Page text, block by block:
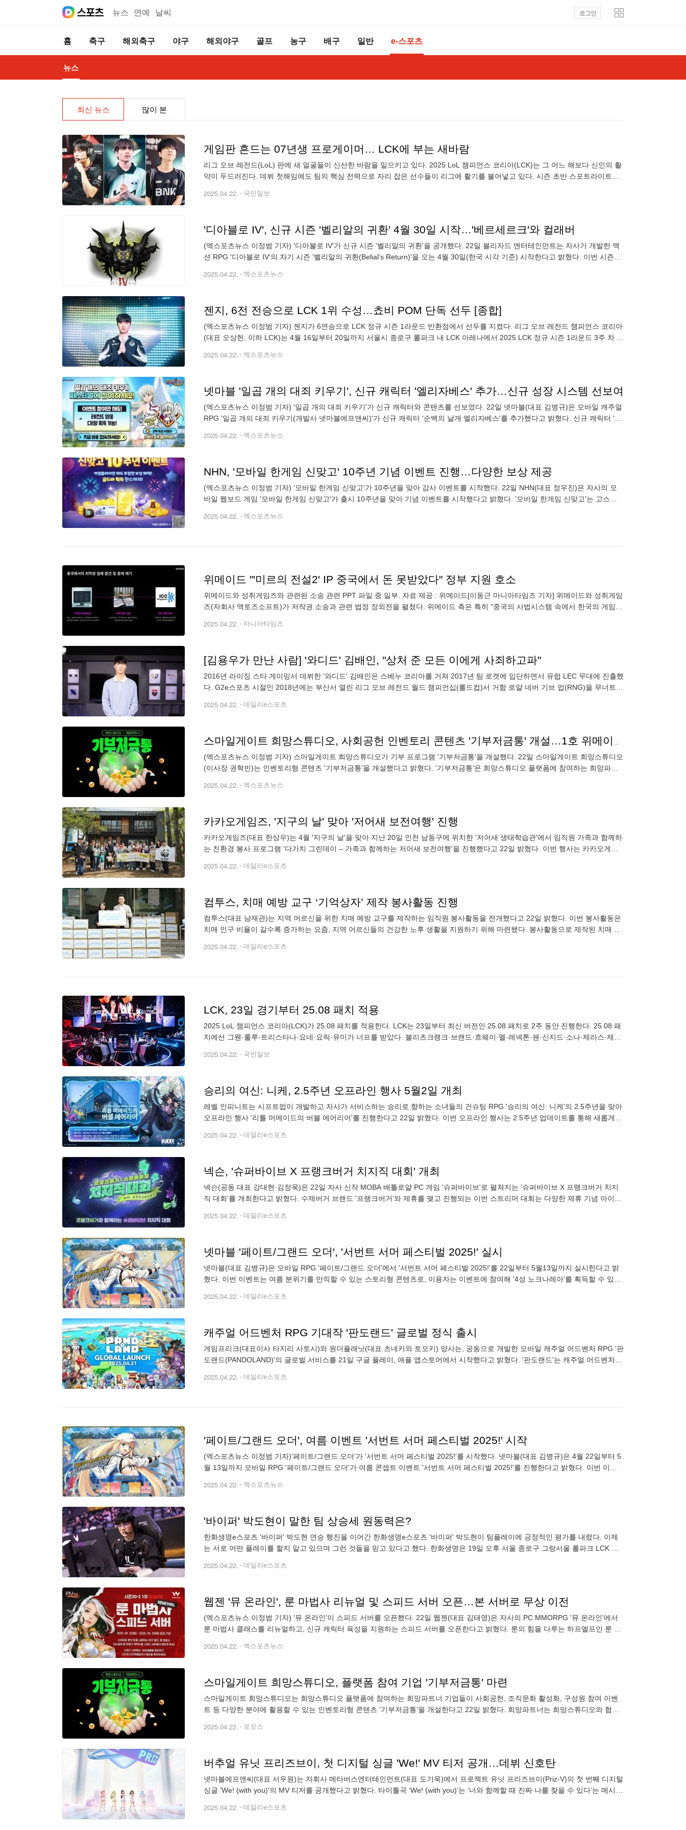
뉴스 연예 날씨 로그인
홈 축구 해외축구 야구 해외야구 골프 농구 배구 일반 e-스포츠
뉴스
최신 뉴스 많이 본
게임판 흔드는 07년생 프로게이머… LCK에 부는 새바람
리그 오브 레전드(LoL) 판에 새 얼굴들이 신선한 바람을 일으키고 있다. 2025 LoL 챔피언스 코리아(LCK)는 그 어느 해보다 신인의 활
약이 두드러진다. 데뷔 첫해임에도 팀의 핵심 전력으로 자리 잡은 선수들이 리그에 활기를 불어넣고 있다. 시즌 초반 스포트라이트를
2025.04.22. 국민일보
'디아블로 IV', 신규 시즌 '벨리알의 귀환' 4월 30일 시작…'베르세르크'와 컬래버
(엑스포츠뉴스 이정범 기자) '디아블로 IV'가 신규 시즌 '벨리알의 귀환'을 공개했다. 22일 블리자드 엔터테인먼트는 자사가 개발한 액
션 RPG '디아블로 IV'의 차기 시즌 '벨리알의 귀환(Belial’s Return)'을 오는 4월 30일(한국 시각 기준) 시작한다고 밝혔다. 이번 시즌에
2025.04.22. 엑스포츠뉴스
젠지, 6전 전승으로 LCK 1위 수성…쵸비 POM 단독 선두 [종합]
(엑스포츠뉴스 이정범 기자) 젠지가 6연승으로 LCK 정규 시즌 1라운드 반환점에서 선두를 지켰다. 리그 오브 레전드 챔피언스 코리아
(대표 오상헌, 이하 LCK)는 4월 16일부터 20일까지 서울시 종로구 롤파크 내 LCK 아레나에서 2025 LCK 정규 시즌 1라운드 3주 차 경
2025.04.22. 엑스포츠뉴스
넷마블 '일곱 개의 대죄 키우기', 신규 캐릭터 '엘리자베스' 추가…신규 성장 시스템 선보여
(엑스포츠뉴스 이정범 기자) '일곱 개의 대죄 키우기'가 신규 캐릭터와 콘텐츠를 선보였다. 22일 넷마블(대표 김병규)은 모바일 캐주얼
RPG '일곱 개의 대죄 키우기(개발사 넷마블에프앤씨)'가 신규 캐릭터 '순백의 날개 엘리자베스'를 추가했다고 밝혔다. 신규 캐릭터 '순
2025.04.22. 엑스포츠뉴스
NHN, '모바일 한게임 신맞고' 10주년 기념 이벤트 진행…다양한 보상 제공
(엑스포츠뉴스 이정범 기자) '모바일 한게임 신맞고'가 10주년을 맞아 감사 이벤트를 시작했다. 22일 NHN(대표 정우진)은 자사의 모
바일 웹보드 게임 '모바일 한게임 신맞고'가 출시 10주년을 맞아 기념 이벤트를 시작했다고 밝혔다. '모바일 한게임 신맞고'는 고스톱
2025.04.22. 엑스포츠뉴스
위메이드 "'미르의 전설2' IP 중국에서 돈 못받았다" 정부 지원 호소
위메이드와 성취게임즈와 관련된 소송 관련 PPT 파일 중 일부. 자료 제공 : 위메이드[이동근 마니아타임즈 기자] 위메이드와 성취게임
즈(자회사 액토즈소프트)가 저작권 소송과 관련 법정 장외전을 펼쳤다. 위메이드 측은 특히 "중국의 사법시스템 속에서 한국의 게임사
2025.04.22. 마니아타임즈
[김용우가 만난 사람] '와디드' 김배인, "상처 준 모든 이에게 사죄하고파"
2016년 라이징 스타 게이밍서 데뷔한 '와디드' 김배인은 스베누 코리아를 거쳐 2017년 팀 로캣에 입단하면서 유럽 LEC 무대에 진출했
다. G2e스포츠 시절인 2018년에는 부산서 열린 리그 오브 레전드 월드 챔피언십(롤드컵)서 거함 로얄 네버 기브 업(RNG)을 무너트리
2025.04.22. 데일리e스포츠
스마일게이트 희망스튜디오, 사회공헌 인벤토리 콘텐츠 '기부저금통' 개설…1호 위메이드플레이
(엑스포츠뉴스 이정범 기자) 스마일게이트 희망스튜디오가 기부 프로그램 '기부저금통'을 개설했다. 22일 스마일게이트 희망스튜디오
(이사장 권혁빈)는 인벤토리형 콘텐츠 '기부저금통'을 개설했다고 밝혔다. '기부저금통'은 희망스튜디오 플랫폼에 참여하는 희망파트
2025.04.22. 엑스포츠뉴스
카카오게임즈, '지구의 날' 맞아 '저어새 보전여행' 진행
카카오게임즈(대표 한상우)는 4월 '지구의 날'을 맞아 지난 20일 인천 남동구에 위치한 '저어새 생태학습관'에서 임직원 가족과 함께하
는 친환경 봉사 프로그램 '다가치 그린데이 – 가족과 함께하는 저어새 보전여행'을 진행했다고 22일 밝혔다. 이번 행사는 카카오게임
2025.04.22. 데일리e스포츠
컴투스, 치매 예방 교구 ‘기억상자’ 제작 봉사활동 진행
컴투스(대표 남재관)는 지역 어르신을 위한 치매 예방 교구를 제작하는 임직원 봉사활동을 전개했다고 22일 밝혔다. 이번 봉사활동은
치매 인구 비율이 갈수록 증가하는 요즘, 지역 어르신들의 건강한 노후 생활을 지원하기 위해 마련됐다. 봉사활동으로 제작된 치매 예
2025.04.22. 데일리e스포츠
LCK, 23일 경기부터 25.08 패치 적용
2025 LoL 챔피언스 코리아(LCK)가 25.08 패치를 적용한다. LCK는 23일부터 최신 버전인 25.08 패치로 2주 동안 진행한다. 25.08 패
치에선 그웬·룰루·트리스타나·요네·요릭·유미가 너프를 받았다. 블리츠크랭크·브랜드·흐웨이·멜·레넥톤·쉔·신지드·소나·제라스·제리·
2025.04.22. 국민일보
승리의 여신: 니케, 2.5주년 오프라인 행사 5월2일 개최
레벨 인피니트는 시프트업이 개발하고 자사가 서비스하는 승리로 향하는 소녀들의 건슈팅 RPG '승리의 여신: 니케'의 2.5주년을 맞아
오프라인 행사 '리틀 머메이드의 버블 에어리어'를 진행한다고 22일 밝혔다. 이번 오프라인 행사는 2.5주년 업데이트를 통해 새롭게
2025.04.22. 데일리e스포츠
넥슨, '슈퍼바이브 X 프랭크버거 치지직 대회' 개최
넥슨(공동 대표 강대현·김정욱)은 22일 자사 신작 MOBA 배틀로얄 PC 게임 '슈퍼바이브'로 펼쳐지는 '슈퍼바이브 X 프랭크버거 치지
직 대회'를 개최한다고 밝혔다. 수제버거 브랜드 '프랭크버거'와 제휴를 맺고 진행되는 이번 스트리머 대회는 다양한 제휴 기념 아이템
2025.04.22. 데일리e스포츠
넷마블 '페이트/그랜드 오더', '서번트 서머 페스티벌 2025!' 실시
넷마블(대표 김병규)은 모바일 RPG '페이트/그랜드 오더'에서 '서번트 서머 페스티벌 2025!'를 22일부터 5월13일까지 실시한다고 밝
혔다. 이번 이벤트는 여름 분위기를 만끽할 수 있는 스토리형 콘텐츠로, 이용자는 이벤트에 참여해 '4성 노크나레아'를 획득할 수 있다.
2025.04.22. 데일리e스포츠
캐주얼 어드벤처 RPG 기대작 '판도랜드' 글로벌 정식 출시
게임프리크(대표이사 타지리 사토시)와 원더플래닛(대표 츠네카와 토모키) 양사는, 공동으로 개발한 모바일 캐주얼 어드벤처 RPG '판
도랜드(PANDOLAND)'의 글로벌 서비스를 21일 구글 플레이, 애플 앱스토어에서 시작했다고 밝혔다. '판도랜드'는 캐주얼 어드벤처
2025.04.22. 데일리e스포츠
'페이트/그랜드 오더', 여름 이벤트 '서번트 서머 페스티벌 2025!' 시작
(엑스포츠뉴스 이정범 기자)'페이트/그랜드 오더'가 '서번트 서머 페스티벌 2025!'를 시작했다. 넷마블(대표 김병규)은 4월 22일부터 5
월 13일까지 모바일 RPG '페이트/그랜드 오더'가 여름 콘셉트 이벤트 '서번트 서머 페스티벌 2025!'를 진행한다고 밝혔다. 이번 이벤
2025.04.22. 엑스포츠뉴스
'바이퍼' 박도현이 말한 팀 상승세 원동력은?
한화생명e스포츠 '바이퍼' 박도현 연승 행진을 이어간 한화생명e스포츠 '바이퍼' 박도현이 팀플레이에 긍정적인 평가를 내렸다. 이제
는 서로 어떤 플레이를 할지 알고 있으며 그런 것들을 믿고 있다고 했다. 한화생명은 19일 오후 서울 종로구 그랑서울 롤파크 LCK 아
2025.04.22. 데일리e스포츠
웹젠 '뮤 온라인', 룬 마법사 리뉴얼 및 스피드 서버 오픈…본 서버로 무상 이전
(엑스포츠뉴스 이정범 기자) '뮤 온라인'이 스피드 서버를 오픈했다. 22일 웹젠(대표 김태영)은 자사의 PC MMORPG '뮤 온라인'에서
룬 마법사 클래스를 리뉴얼하고, 신규 캐릭터 육성을 지원하는 스피드 서버를 오픈한다고 밝혔다. 룬의 힘을 다루는 하프엘프인 룬 마
2025.04.22. 엑스포츠뉴스
스마일게이트 희망스튜디오, 플랫폼 참여 기업 '기부저금통' 마련
스마일게이트 희망스튜디오는 희망스튜디오 플랫폼에 참여하는 희망파트너 기업들이 사회공헌, 조직문화 활성화, 구성원 참여 이벤
트 등 다양한 분야에 활용할 수 있는 인벤토리형 콘텐츠 '기부저금통'을 개설한다고 22일 밝혔다. 희망파트너는 희망스튜디오와 협력
2025.04.22. 포모스
버추얼 유닛 프리즈브이, 첫 디지털 싱글 'We!' MV 티저 공개…데뷔 신호탄
넷마블에프앤씨(대표 서우원)는 자회사 메타버스엔터테인먼트(대표 도기욱)에서 프로젝트 유닛 프리즈브이(Priz-V)의 첫 번째 디지털
싱글 'We! (with you)'의 MV 티저를 공개했다고 밝혔다. 타이틀곡 ‘We! (with you)’는 ‘너와 함께할 때 진짜 나를 찾을 수 있다’는 메시지
2025.04.22. 데일리e스포츠